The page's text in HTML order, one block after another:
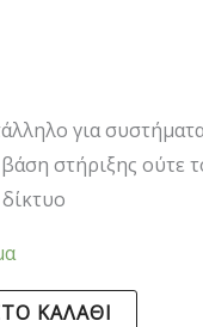
για
στήριξης ούτε
ΚΑΛΆΘΙ